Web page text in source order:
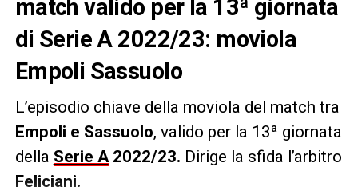
match valido per la 13ª giornata
di Serie A 2022/23: moviola
Empoli Sassuolo
L’episodio chiave della moviola del match tra
Empoli e Sassuolo, valido per la 13ª giornata
della Serie A2022/23. Dirige la sfida l’arbitro
Feliciani.